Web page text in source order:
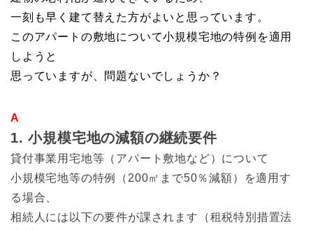
一刻も早く建て替えた方がよいと思っています。
このアパートの敷地について小規模宅地の特例を適用
しようと
思っていますが、問題ないでしょうか？
A
1. 小規模宅地の減額の継続要件
貸付事業用宅地等（アパート敷地など）について
小規模宅地等の特例（200㎡まで50％減額）を適用す
る場合、
相続人には以下の要件が課されます（租税特別措置法